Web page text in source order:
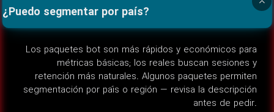
¿Puedo segmentar por país?
Los paquetes bot son más rápidos y económicos para
métricas básicas; los reales buscan sesiones y
retención más naturales. Algunos paquetes permiten
segmentación por país o región — revisa la descripción
antes de pedir.